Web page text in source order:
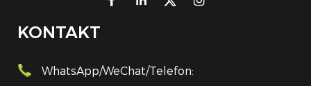
KONTAKT
WhatsApp/WeChat/Telefon: